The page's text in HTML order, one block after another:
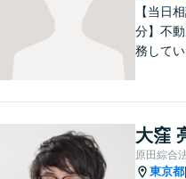
【当日
分】不
務して
と一緒
をご提
ことで
大窪
原田綜合
東京都